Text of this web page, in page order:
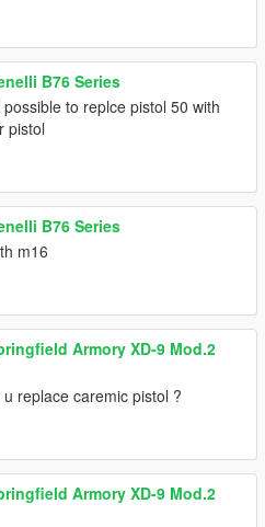
B76 Series
possible to replce pistol 50 with
pistol
B76 Series
m16
Armory XD-9 Mod.2
u replace caremic pistol ?
Armory XD-9 Mod.2